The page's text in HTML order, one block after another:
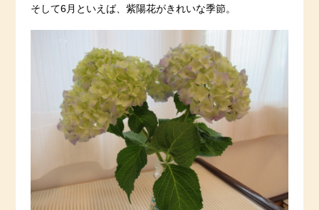
そして6月といえば、紫陽花がきれいな季節。